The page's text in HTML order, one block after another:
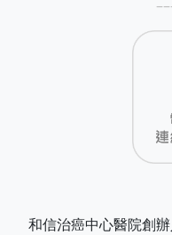
和信治癌中心醫院創